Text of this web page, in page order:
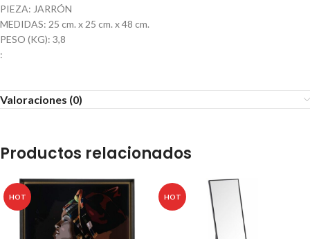
PIEZA: JARRÓN
MEDIDAS: 25 cm. x 25 cm. x 48 cm.
PESO (KG): 3,8
:
Valoraciones (0)
Productos relacionados
HOT HOT